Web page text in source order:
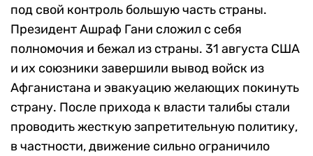
под свой контроль большую часть страны.
Президент Ашраф Гани сложил с себя
полномочия и бежал из страны. 31 августа США
и их союзники завершили вывод войск из
Афганистана и эвакуацию желающих покинуть
страну. После прихода к власти талибы стали
проводить жесткую запретительную политику,
в частности, движение сильно ограничило